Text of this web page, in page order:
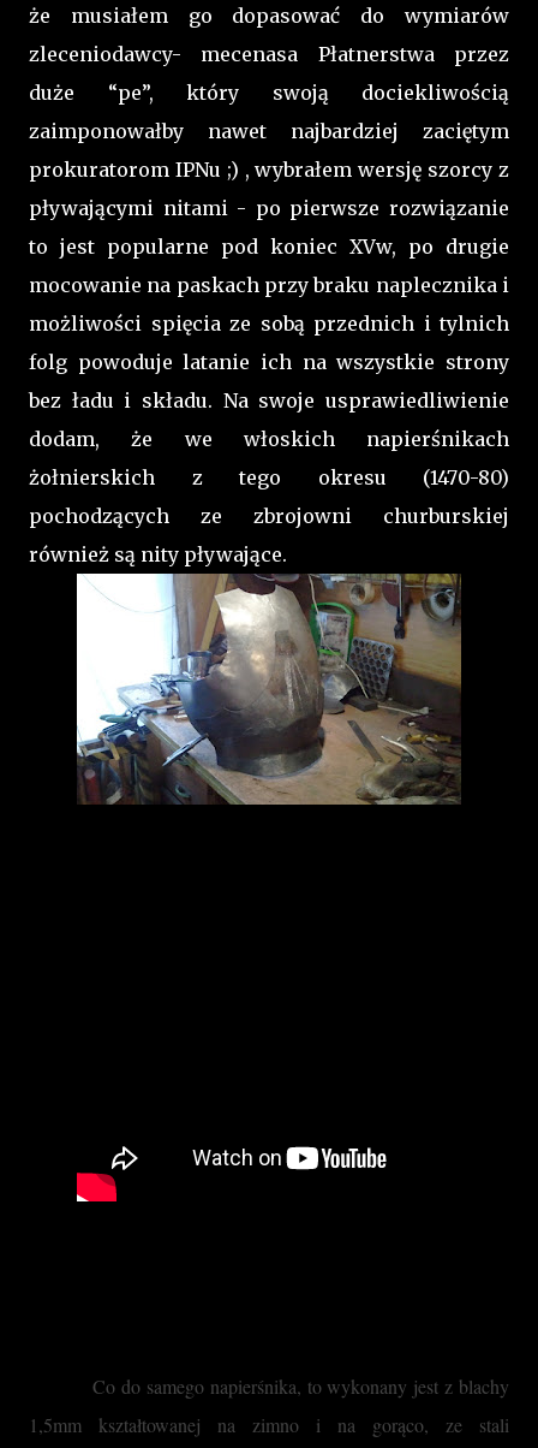
że musiałem go dopasować do wymiarów
zleceniodawcy- mecenasa Płatnerstwa przez
duże “pe”, który swoją dociekliwością
zaimponowałby nawet najbardziej zaciętym
prokuratorom IPNu ;) , wybrałem wersję szorcy z
pływającymi nitami - po pierwsze rozwiązanie
to jest popularne pod koniec XVw, po drugie
mocowanie na paskach przy braku naplecznika i
możliwości spięcia ze sobą przednich i tylnich
folg powoduje latanie ich na wszystkie strony
bez ładu i składu. Na swoje usprawiedliwienie
dodam, że we włoskich napierśnikach
żołnierskich z tego okresu (1470-80)
pochodzących ze zbrojowni churburskiej
również są nity pływające.
Co do samego napierśnika, to wykonany jest z blachy
1,5mm kształtowanej na zimno i na gorąco, ze stali